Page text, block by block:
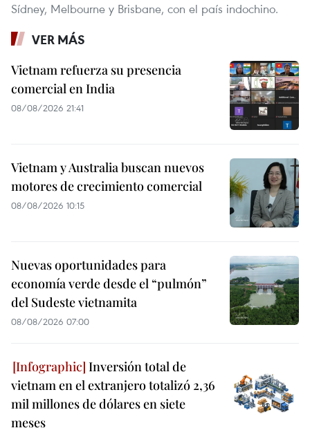
Sídney, Melbourne y Brisbane, con el país indochino.
VER MÁS
Vietnam refuerza su presencia
comercial en India
08/08/2026 21:41
Vietnam y Australia buscan nuevos
motores de crecimiento comercial
08/08/2026 10:15
Nuevas oportunidades para
economía verde desde el “pulmón”
del Sudeste vietnamita
08/08/2026 07:00
Inversión total de
vietnam en el extranjero totalizó 2,36
mil millones de dólares en siete
meses